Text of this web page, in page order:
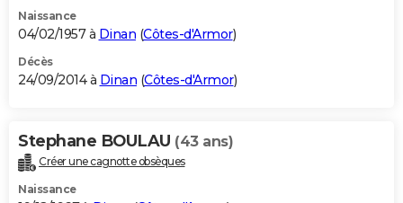
Naissance
04/02/1957 à Dinan (Côtes-d'Armor)
Décès
24/09/2014 à Dinan (Côtes-d'Armor)
Stephane BOULAU (43 ans)
Créer une cagnotte obsèques
Naissance